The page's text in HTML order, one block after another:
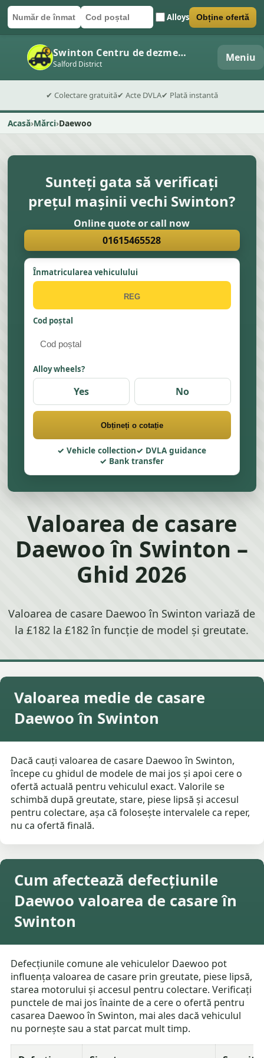
Număr de înmatriculare
Cod poștal Alloys
Trimite formularul Obține ofertă
Swinton Centru de dezmembrări auto
Salford District Meniu
✔ Colectare gratuită✔ Acte DVLA✔ Plată instantă
Acasă Mărci Daewoo
Sunteți gata să verificați
prețul mașinii vechi Swinton?
Online quote or call now
01615465528
Înmatricularea vehiculului
Cod poștal
Alloy wheels?
Yes No
Obțineți o cotație
Vehicle collection
DVLA guidance
Bank transfer
Valoarea de casare
Daewoo în Swinton –
Ghid 2026
Valoarea de casare Daewoo în Swinton variază de
la £182 la £182 în funcție de model și greutate.
Valoarea medie de casare
Daewoo în Swinton
Dacă cauți valoarea de casare Daewoo în Swinton,
începe cu ghidul de modele de mai jos și apoi cere o
ofertă actuală pentru vehiculul exact. Valorile se
schimbă după greutate, stare, piese lipsă și accesul
pentru colectare, așa că folosește intervalele ca reper,
nu ca ofertă finală.
Cum afectează defecțiunile
Daewoo valoarea de casare în
Swinton
Defecțiunile comune ale vehiculelor Daewoo pot
influența valoarea de casare prin greutate, piese lipsă,
starea motorului și accesul pentru colectare. Verificați
punctele de mai jos înainte de a cere o ofertă pentru
casarea Daewoo în Swinton, mai ales dacă vehiculul
nu pornește sau a stat parcat mult timp.